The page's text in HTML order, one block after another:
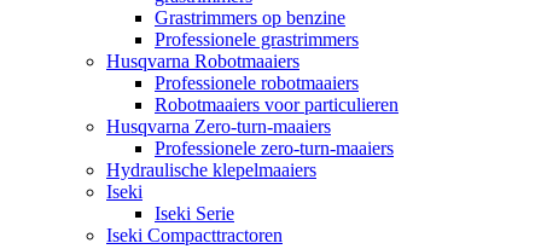
Grastrimmers op benzine
Professionele grastrimmers
Husqvarna Robotmaaiers
Professionele robotmaaiers
Robotmaaiers voor particulieren
Husqvarna Zero-turn-maaiers
Professionele zero-turn-maaiers
Hydraulische klepelmaaiers
Iseki
Iseki Serie
Iseki Compacttractoren